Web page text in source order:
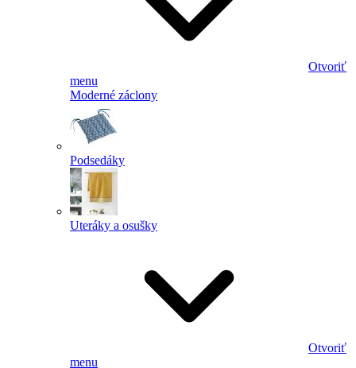
Otvoriť
menu
Moderné záclony
Podsedáky
Uteráky a osušky
Otvoriť
menu